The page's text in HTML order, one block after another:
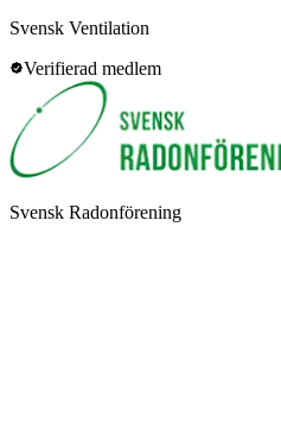
Svensk Ventilation
Verifierad medlem
Svensk Radonförening